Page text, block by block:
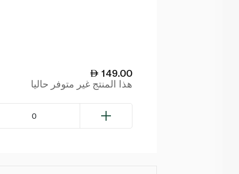
149.00
هذا المنتج غير متوفر حاليا
0